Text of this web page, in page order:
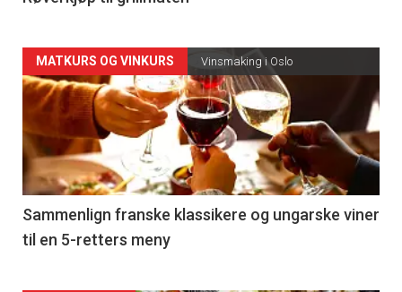
Forsiden
akkurat
nå
-
5
MATKURS OG VINKURS Vinsmaking i Oslo
Sammenlign franske klassikere og ungarske viner
til en 5-retters meny